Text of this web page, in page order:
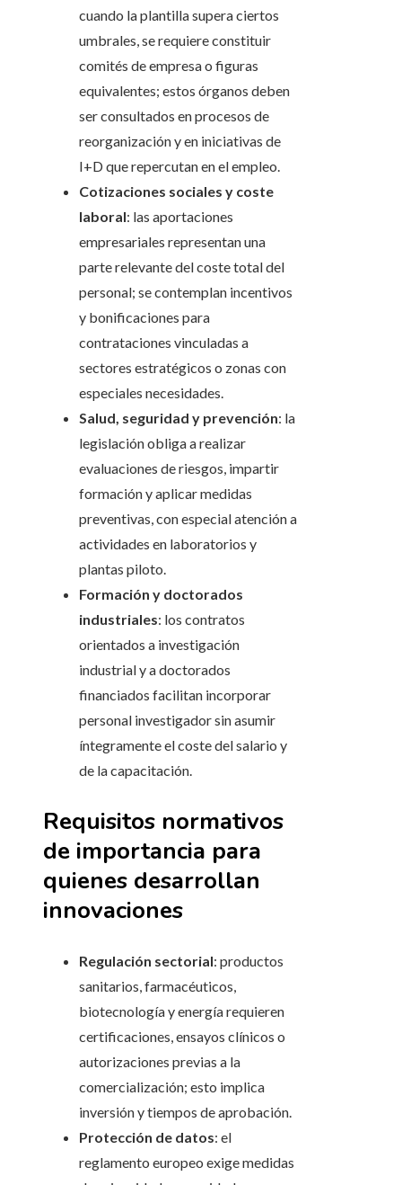
cuando la plantilla supera ciertos
umbrales, se requiere constituir
comités de empresa o figuras
equivalentes; estos órganos deben
ser consultados en procesos de
reorganización y en iniciativas de
I+D que repercutan en el empleo.
Cotizaciones sociales y coste
laboral: las aportaciones
empresariales representan una
parte relevante del coste total del
personal; se contemplan incentivos
y bonificaciones para
contrataciones vinculadas a
sectores estratégicos o zonas con
especiales necesidades.
Salud, seguridad y prevención: la
legislación obliga a realizar
evaluaciones de riesgos, impartir
formación y aplicar medidas
preventivas, con especial atención a
actividades en laboratorios y
plantas piloto.
Formación y doctorados
industriales: los contratos
orientados a investigación
industrial y a doctorados
financiados facilitan incorporar
personal investigador sin asumir
íntegramente el coste del salario y
de la capacitación.
Requisitos normativos
de importancia para
quienes desarrollan
innovaciones
Regulación sectorial: productos
sanitarios, farmacéuticos,
biotecnología y energía requieren
certificaciones, ensayos clínicos o
autorizaciones previas a la
comercialización; esto implica
inversión y tiempos de aprobación.
Protección de datos: el
reglamento europeo exige medidas